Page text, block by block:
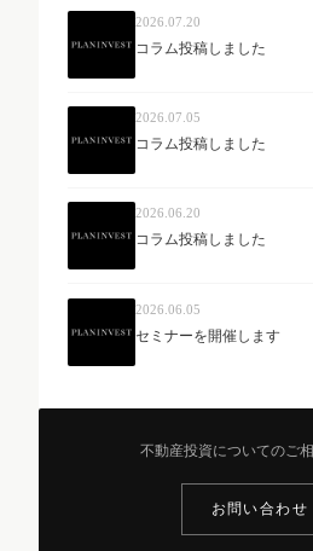
2026.07.20
コラム投稿しました
2026.07.05
コラム投稿しました
2026.06.20
コラム投稿しました
2026.06.05
セミナーを開催します
不動産投資についてのご
お問い合わ